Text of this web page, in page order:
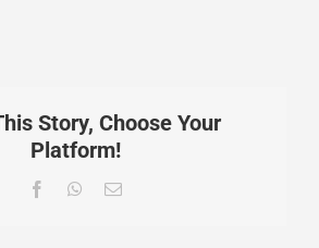
Story, Choose Your
Platform!
FacebookWhatsApp
Email